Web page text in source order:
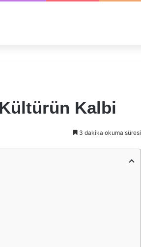
Kalbi
3 dakika okuma süresi